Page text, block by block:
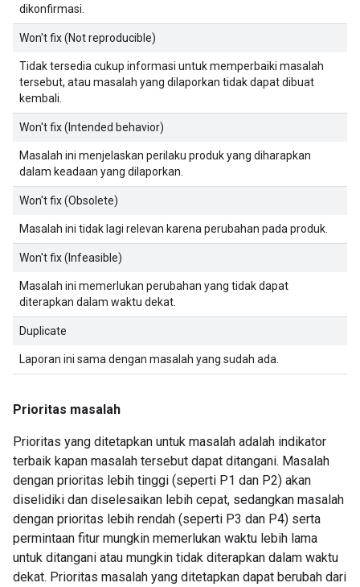
dikonfirmasi.
Won't fix (Not reproducible)
Tidak tersedia cukup informasi untuk memperbaiki masalah
tersebut, atau masalah yang dilaporkan tidak dapat dibuat
kembali.
Won't fix (Intended behavior)
Masalah ini menjelaskan perilaku produk yang diharapkan
dalam keadaan yang dilaporkan.
Won't fix (Obsolete)
Masalah ini tidak lagi relevan karena perubahan pada produk.
Won't fix (Infeasible)
Masalah ini memerlukan perubahan yang tidak dapat
diterapkan dalam waktu dekat.
Duplicate
Laporan ini sama dengan masalah yang sudah ada.
Prioritas masalah
Prioritas yang ditetapkan untuk masalah adalah indikator
terbaik kapan masalah tersebut dapat ditangani. Masalah
dengan prioritas lebih tinggi (seperti P1 dan P2) akan
diselidiki dan diselesaikan lebih cepat, sedangkan masalah
dengan prioritas lebih rendah (seperti P3 dan P4) serta
permintaan fitur mungkin memerlukan waktu lebih lama
untuk ditangani atau mungkin tidak diterapkan dalam waktu
dekat. Prioritas masalah yang ditetapkan dapat berubah dari